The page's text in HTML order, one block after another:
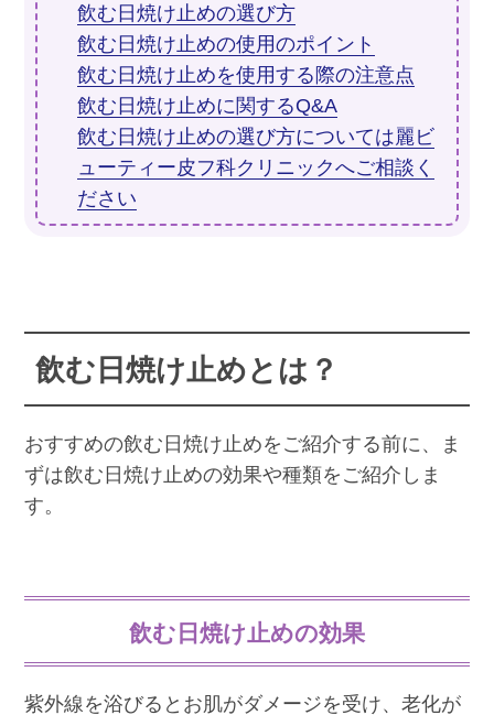
飲む日焼け止めの選び方
飲む日焼け止めの使用のポイント
飲む日焼け止めを使用する際の注意点
飲む日焼け止めに関するQ&A
飲む日焼け止めの選び方については麗ビ
ューティー皮フ科クリニックへご相談く
ださい
飲む日焼け止めとは？
おすすめの飲む日焼け止めをご紹介する前に、ま
ずは飲む日焼け止めの効果や種類をご紹介しま
す。
飲む日焼け止めの効果
紫外線を浴びるとお肌がダメージを受け、老化が